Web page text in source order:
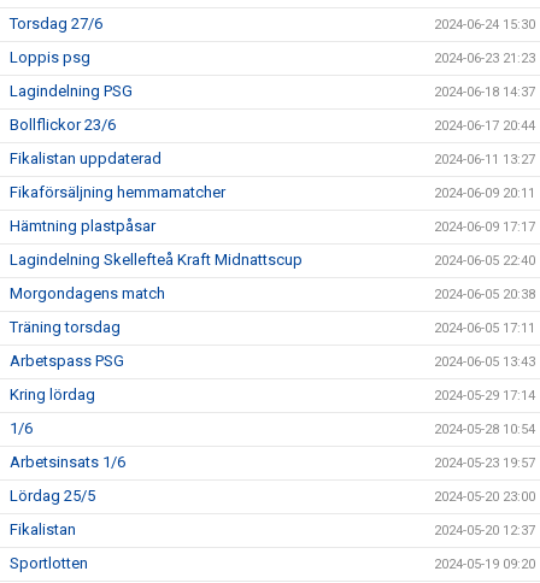
Torsdag 27/6 2024-06-24 15:30
Loppis psg 2024-06-23 21:23
Lagindelning PSG 2024-06-18 14:37
Bollflickor 23/6 2024-06-17 20:44
Fikalistan uppdaterad 2024-06-11 13:27
Fikaförsäljning hemmamatcher 2024-06-09 20:11
Hämtning plastpåsar 2024-06-09 17:17
Lagindelning Skellefteå Kraft Midnattscup 2024-06-05 22:40
Morgondagens match 2024-06-05 20:38
Träning torsdag 2024-06-05 17:11
Arbetspass PSG 2024-06-05 13:43
Kring lördag 2024-05-29 17:14
1/6 2024-05-28 10:54
Arbetsinsats 1/6 2024-05-23 19:57
Lördag 25/5 2024-05-20 23:00
Fikalistan 2024-05-20 12:37
Sportlotten 2024-05-19 09:20